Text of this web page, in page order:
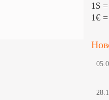
1$
1€